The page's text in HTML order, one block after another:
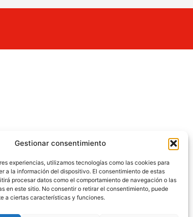
Gestionar consentimiento
experiencias, utilizamos tecnologías como las cookies para
a la información del dispositivo. El consentimiento de estas
procesar datos como el comportamiento de navegación o las
en este sitio. No consentir o retirar el consentimiento, puede
a ciertas características y funciones.